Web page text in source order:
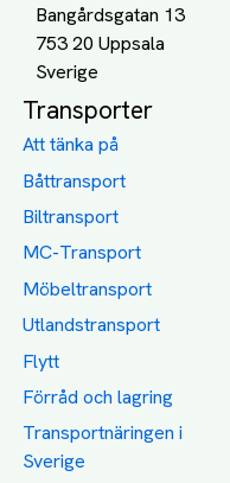
Bangårdsgatan 13
753 20 Uppsala
Transporter
Att tänka på
Båttransport
Biltransport
MC-Transport
Möbeltransport
Utlandstransport
Flytt
Förråd och lagring
Transportnäringen i
Sverige